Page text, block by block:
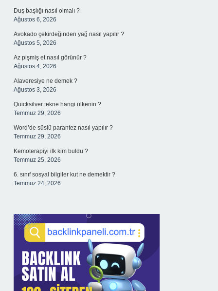
Duş başlığı nasıl olmalı ?
Ağustos 6, 2026
Avokado çekirdeğinden yağ nasıl yapılır ?
Ağustos 5, 2026
Az pişmiş et nasıl görünür ?
Ağustos 4, 2026
Alaveresiye ne demek ?
Ağustos 3, 2026
Quicksilver tekne hangi ülkenin ?
Temmuz 29, 2026
Word’de süslü parantez nasıl yapılır ?
Temmuz 29, 2026
Kemoterapiyi ilk kim buldu ?
Temmuz 25, 2026
6. sınıf sosyal bilgiler kut ne demektir ?
Temmuz 24, 2026